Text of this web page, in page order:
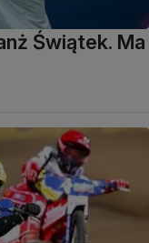
Świątek. Ma